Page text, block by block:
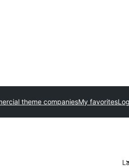
theme companiesMy favorites